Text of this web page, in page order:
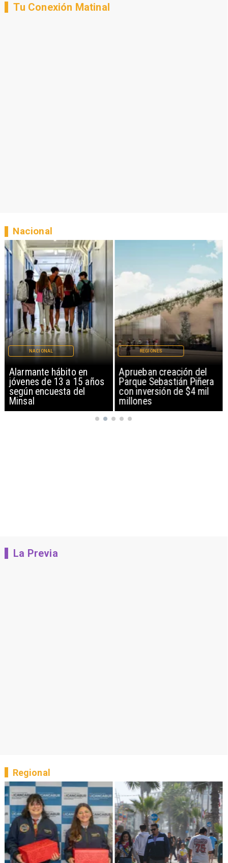
Tu Conexión Matinal
Alarmante hábito en
jóvenes de 13 a 15 años
según encuesta del
Minsal
NACIONAL
Aprueban creación del
Parque Sebastián Piñera
con inversión de $4 mil
millones
REGIONES
Nacional
La Previa
Regional